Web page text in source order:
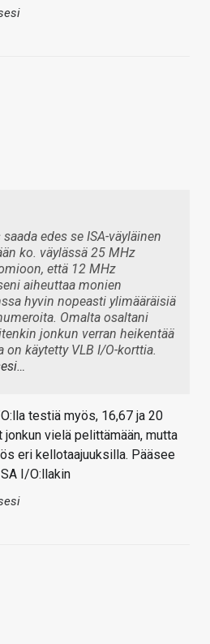
edes se ISA-väyläinen
ko. väylässä 25 MHz
että 12 MHz
aiheuttaa monien
hyvin nopeasti ylimääräisiä
Omalta osaltani
jonkun verran heikentää
on käytetty VLB I/O-korttia.
testiä myös, 16,67 ja 20
vielä pelittämään, mutta
eri kellotaajuuksilla. Pääsee
I/O:llakin